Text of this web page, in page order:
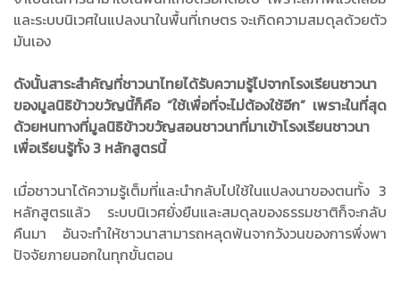
และระบบนิเวศในแปลงนาในพื้นที่เกษตร จะเกิดความสมดุลด้วยตัว
มันเอง
ดังนั้นสาระสำคัญที่ชาวนาไทยได้รับความรู้ไปจากโรงเรียนชาวนา
ของมูลนิธิข้าวขวัญนี้ก็คือ “ใช้เพื่อที่จะไม่ต้องใช้อีก” เพราะในที่สุด
ด้วยหนทางที่มูลนิธิข้าวขวัญสอนชาวนาที่มาเข้าโรงเรียนชาวนา
เพื่อเรียนรู้ทั้ง 3 หลักสูตรนี้
เมื่อชาวนาได้ความรู้เต็มที่และนำกลับไปใช้ในแปลงนาของตนทั้ง 3
หลักสูตรแล้ว ระบบนิเวศยั่งยืนและสมดุลของธรรมชาติก็จะกลับ
คืนมา อันจะทำให้ชาวนาสามารถหลุดพ้นจากวังวนของการพึ่งพา
ปัจจัยภายนอกในทุกขั้นตอน